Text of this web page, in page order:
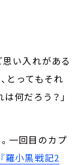
思い入れがある
とってもそれ
何だろう？」
一回目のカプ
『羅小黒戦記2